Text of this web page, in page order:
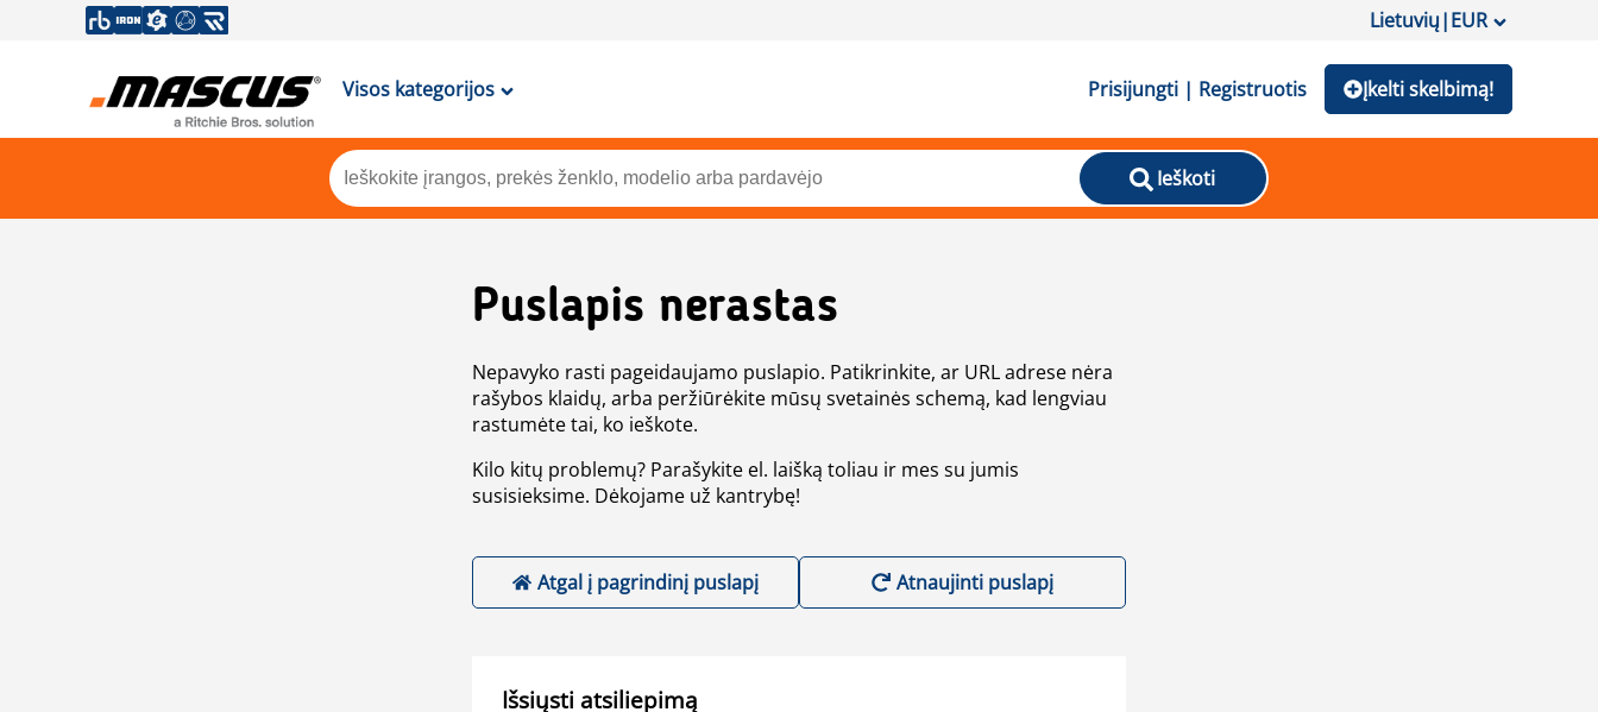
Lietuvių|EUR
Visos kategorijos Prisijungti | Registruotis Įkelti skelbimą!
Ieškoti
Puslapis nerastas
Nepavyko rasti pageidaujamo puslapio. Patikrinkite, ar URL adrese nėra
rašybos klaidų, arba peržiūrėkite mūsų svetainės schemą, kad lengviau
rastumėte tai, ko ieškote.
Kilo kitų problemų? Parašykite el. laišką toliau ir mes su jumis
susisieksime. Dėkojame už kantrybę!
Atgal į pagrindinį puslapį Atnaujinti puslapį
Išsiųsti atsiliepimą